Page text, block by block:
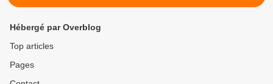
Hébergé par Overblog
Top articles
Pages